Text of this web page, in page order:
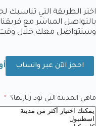
اختر الطريقة التي تناسبك
بالتواصل المباشر مع
وسنتواصل معك خلال
احجز الآن عبر واتساب أو
ماهي المدينة التي تود زيارتها؟